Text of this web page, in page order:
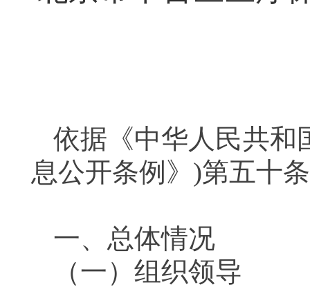
依据《中华人民共和
息公开条例》)第五十
一、总体情况
（一）组织领导